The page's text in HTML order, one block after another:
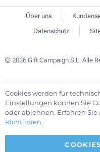
Über uns
Datenschutz
© 2026 Gift Campaign S.L. Alle
Cookies werden für
Einstellungen können Sie
oder ablehnen. Erfahren
Richtlinien.